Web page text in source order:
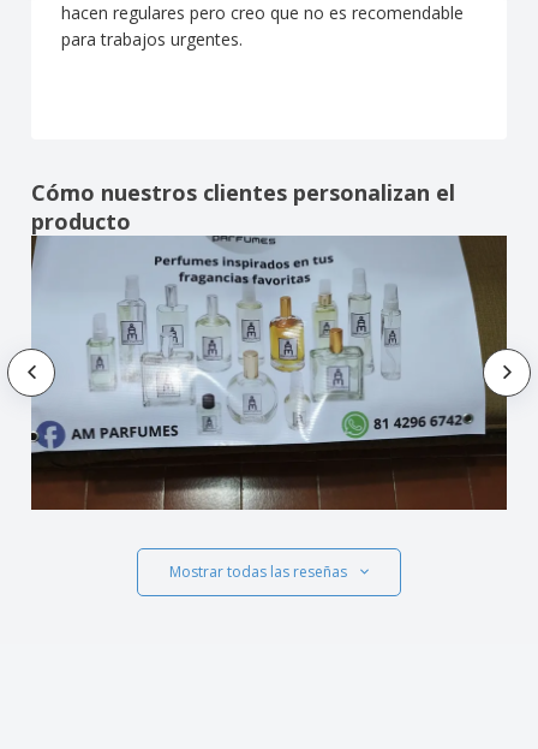
hacen regulares pero creo que no es recomendable
para trabajos urgentes.
Cómo nuestros clientes personalizan el
producto
Mostrar todas las reseñas